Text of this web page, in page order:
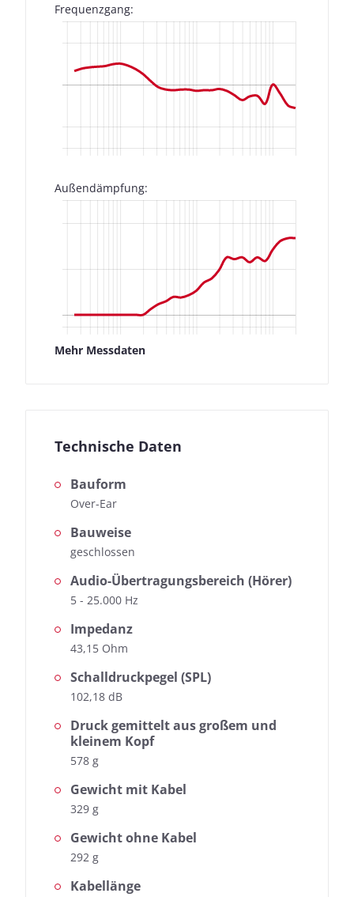
Frequenzgang:
Außendämpfung:
Mehr Messdaten
Fast jeder Test-Kopfhörer wird von uns geprüft:
Neben der Ermittlung des Frequenzgangs, dem
Herzstück unserer Messungen, messen wir auch die
Auswirkungen der Geräusche, die von außen nach
innen dringen.
Frequenzgang: Einfach
Frequenzgang: Detail
Außendämpfung
Technische Daten
Bauform
Over-Ear
Bauweise
geschlossen
Audio-Übertragungsbereich (Hörer)
5 - 25.000 Hz
Impedanz
43,15 Ohm
Schalldruckpegel (SPL)
102,18 dB
Druck gemittelt aus großem und
kleinem Kopf
578 g
Gewicht mit Kabel
329 g
Gewicht ohne Kabel
292 g
Kabellänge